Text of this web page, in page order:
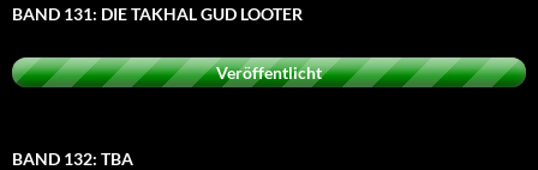
BAND 131: DIE TAKHAL GUD LOOTER
Veröffentlicht
BAND 132: TBA